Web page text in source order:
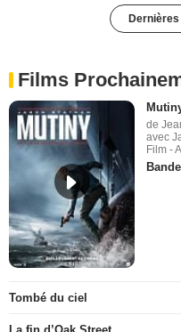
Dernières
Films
de
avec
Film -
Tombé du ciel